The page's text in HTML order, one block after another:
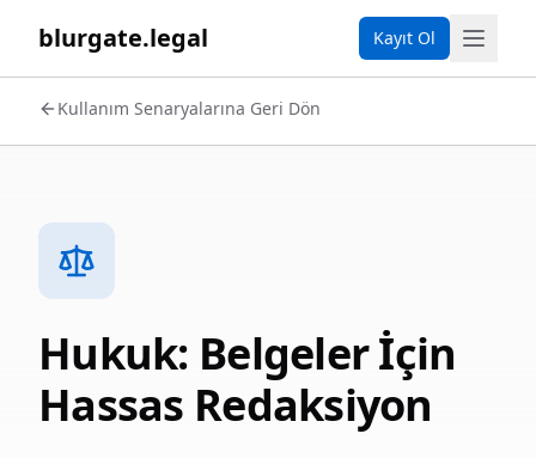
blurgate.legal Kayıt Ol
Kullanım Senaryalarına Geri Dön
Hukuk: Belgeler İçin
Hassas Redaksiyon